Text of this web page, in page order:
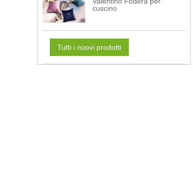
cuscino
Tutti i nuovi prodotti